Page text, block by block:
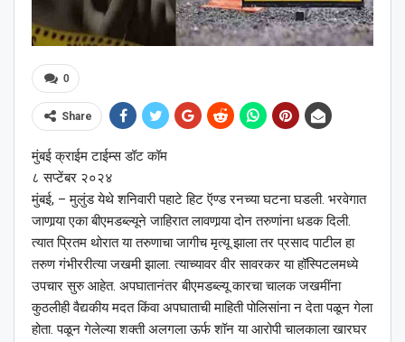
0
Share
मुंबई क्राईम टाईम्स डॉट कॉम
८ सप्टेंबर २०२४
मुंबई, – मुलुंड येथे शनिवारी पहाटे हिट ऍण्ड रनच्या घटना घडली. भरवेगात
जाणार्‍या एका बीएमडब्ल्यूने जाहिरात लावणार्‍या दोन तरुणांना धडक दिली.
त्यात प्रितम थोरात या तरुणाचा जागीच मृत्यू झाला तर प्रसाद पाटील हा
तरुण गंभीररीत्या जखमी झाला. त्याच्यावर वीर सावरकर या हॉस्पिटलमध्ये
उपचार सुरु आहेत. अपघातानंतर बीएमडब्ल्यू कारचा चालक जखमींना
कुठलीही वैद्यकीय मदत किंवा अपघाताची माहिती पोलिसांना न देता पळून गेला
होता. पळून गेलेल्या शक्ती अलगला ऊर्फ शॉन या आरोपी चालकाला खारघर